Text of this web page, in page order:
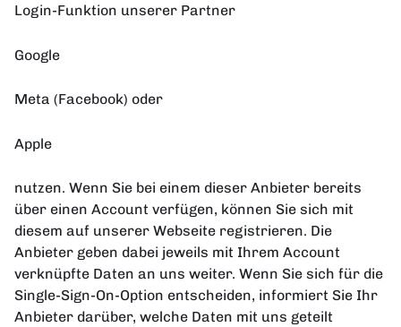
Login-Funktion unserer Partner
Google
Meta (Facebook) oder
Apple
nutzen. Wenn Sie bei einem dieser Anbieter bereits
über einen Account verfügen, können Sie sich mit
diesem auf unserer Webseite registrieren. Die
Anbieter geben dabei jeweils mit Ihrem Account
verknüpfte Daten an uns weiter. Wenn Sie sich für die
Single-Sign-On-Option entscheiden, informiert Sie Ihr
Anbieter darüber, welche Daten mit uns geteilt